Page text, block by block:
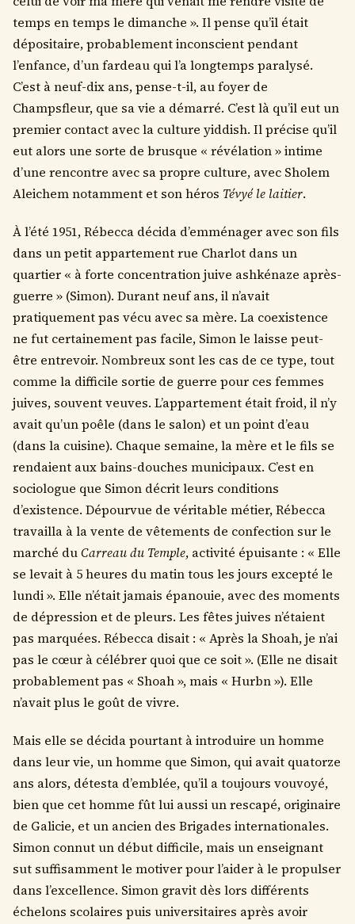
temps en temps le dimanche ». Il pense qu’il était
dépositaire, probablement inconscient pendant
l’enfance, d’un fardeau qui l’a longtemps paralysé.
C’est à neuf-dix ans, pense-t-il, au foyer de
Champsfleur, que sa vie a démarré. C’est là qu’il eut un
premier contact avec la culture yiddish. Il précise qu’il
eut alors une sorte de brusque « révélation » intime
d’une rencontre avec sa propre culture, avec Sholem
Aleichem notamment et son héros Tévyé le laitier.
À l’été 1951, Rébecca décida d’emménager avec son fils
dans un petit appartement rue Charlot dans un
quartier « à forte concentration juive ashkénaze après-
guerre » (Simon). Durant neuf ans, il n’avait
pratiquement pas vécu avec sa mère. La coexistence
ne fut certainement pas facile, Simon le laisse peut-
être entrevoir. Nombreux sont les cas de ce type, tout
comme la difficile sortie de guerre pour ces femmes
juives, souvent veuves. L’appartement était froid, il n’y
avait qu’un poêle (dans le salon) et un point d’eau
(dans la cuisine). Chaque semaine, la mère et le fils se
rendaient aux bains-douches municipaux. C’est en
sociologue que Simon décrit leurs conditions
d’existence. Dépourvue de véritable métier, Rébecca
travailla à la vente de vêtements de confection sur le
marché duCarreau du Temple, activité épuisante : « Elle
se levait à 5 heures du matin tous les jours excepté le
lundi ». Elle n’était jamais épanouie, avec des moments
de dépression et de pleurs. Les fêtes juives n’étaient
pas marquées. Rébecca disait : « Après la Shoah, je n’ai
pas le cœur à célébrer quoi que ce soit ». (Elle ne disait
probablement pas « Shoah », mais « Hurbn »). Elle
n’avait plus le goût de vivre.
Mais elle se décida pourtant à introduire un homme
dans leur vie, un homme que Simon, qui avait quatorze
ans alors, détesta d’emblée, qu’il a toujours vouvoyé,
bien que cet homme fût lui aussi un rescapé, originaire
de Galicie, et un ancien des Brigades internationales.
Simon connut un début difficile, mais un enseignant
sut suffisamment le motiver pour l’aider à le propulser
dans l’excellence. Simon gravit dès lors différents
échelons scolaires puis universitaires après avoir